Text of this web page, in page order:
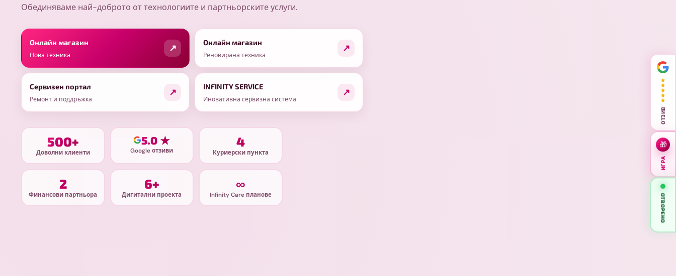
Обединяваме най-доброто от технологиите и партньорските услуги.
Онлайн магазин
Нова техника
Онлайн магазин
Реновирана техника
Сервизен портал
Ремонт и поддръжка
INFINITY SERVICE
Иновативна сервизна система
500+
Доволни клиенти
5.0 ★
Google отзиви
4
Куриерски пункта
2
Финансови партньора
6+
Дигитални проекта
∞
Infinity Care планове
ОТЗИВ
🎁
ИГРА
ОТВОРЕНО